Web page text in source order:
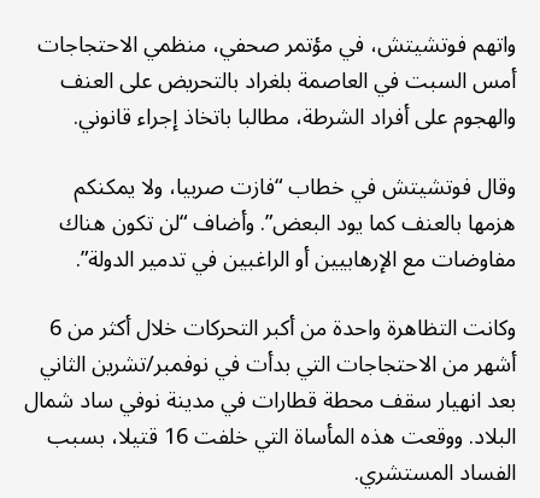
واتهم فوتشيتش، في مؤتمر صحفي، منظمي الاحتجاجات
أمس السبت في العاصمة بلغراد بالتحريض على العنف
والهجوم على أفراد الشرطة، مطالبا باتخاذ إجراء قانوني.
وقال فوتشيتش في خطاب “فازت صربيا، ولا يمكنكم
هزمها بالعنف كما يود البعض”. وأضاف “لن تكون هناك
مفاوضات مع الإرهابيين أو الراغبين في تدمير الدولة”.
وكانت التظاهرة واحدة من أكبر التحركات خلال أكثر من 6
أشهر من الاحتجاجات التي بدأت في نوفمبر/تشرين الثاني
بعد انهيار سقف محطة قطارات في مدينة نوفي ساد شمال
البلاد. ووقعت هذه المأساة التي خلفت 16 قتيلا، بسبب
الفساد المستشري.